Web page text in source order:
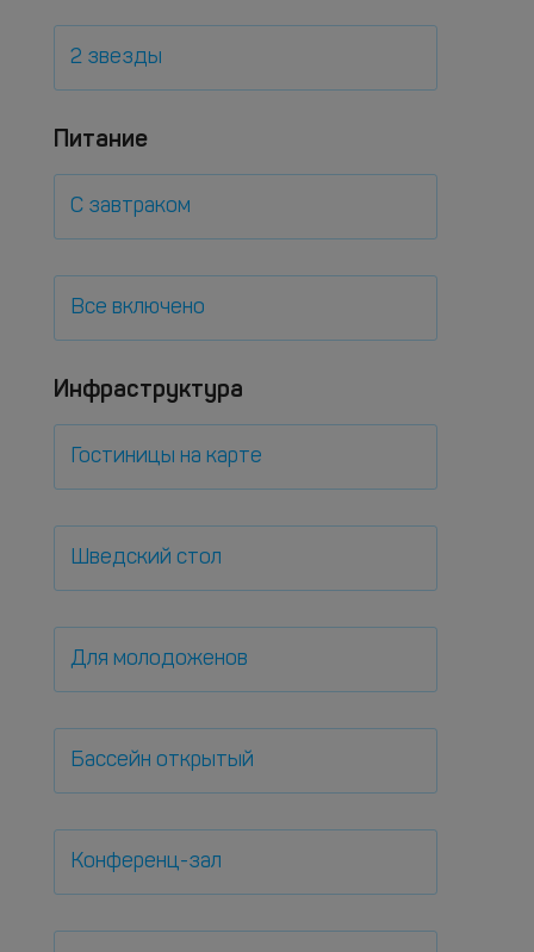
2 звезды
Питание
С завтраком
Все включено
Инфраструктура
Гостиницы на карте
Шведский стол
Для молодоженов
Бассейн открытый
Конференц-зал